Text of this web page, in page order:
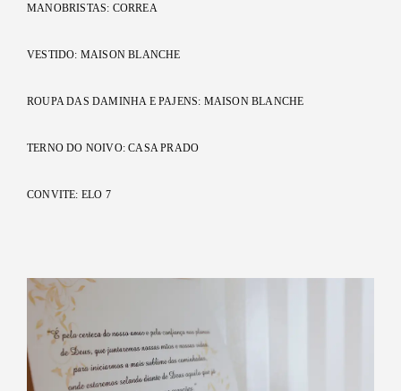
MANOBRISTAS: CORREA
VESTIDO: MAISON BLANCHE
ROUPA DAS DAMINHA E PAJENS: MAISON BLANCHE
TERNO DO NOIVO: CASA PRADO
CONVITE: ELO 7